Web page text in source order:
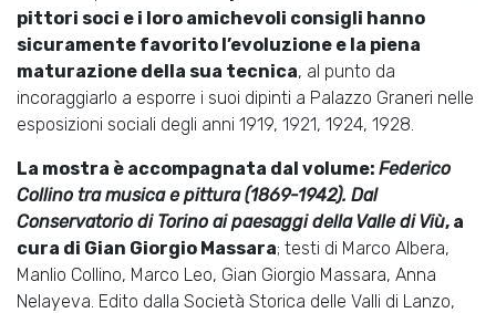
pittori soci e i loro amichevoli consigli hanno
sicuramente favorito l’evoluzione e la piena
maturazione della sua tecnica, al punto da
incoraggiarlo a esporre i suoi dipinti a Palazzo Graneri nelle
esposizioni sociali degli anni 1919, 1921, 1924, 1928.
La mostra è accompagnata dal volume: Federico
Collino tra musica e pittura (1869-1942). Dal
Conservatorio di Torino ai paesaggi della Valle di Viù, a
cura di Gian Giorgio Massara; testi di Marco Albera,
Manlio Collino, Marco Leo, Gian Giorgio Massara, Anna
Nelayeva. Edito dalla Società Storica delle Valli di Lanzo,